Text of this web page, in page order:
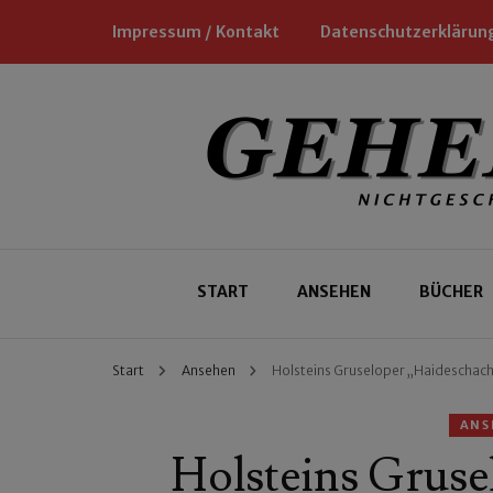
Impressum / Kontakt
START ANSEHEN BÜCHER
Start Ansehen Holsteins Gruseloper
Holsteins